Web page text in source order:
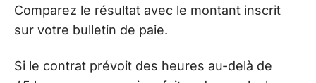
Comparez le résultat avec le montant inscrit
sur votre bulletin de paie.
Si le contrat prévoit des heures au-delà de